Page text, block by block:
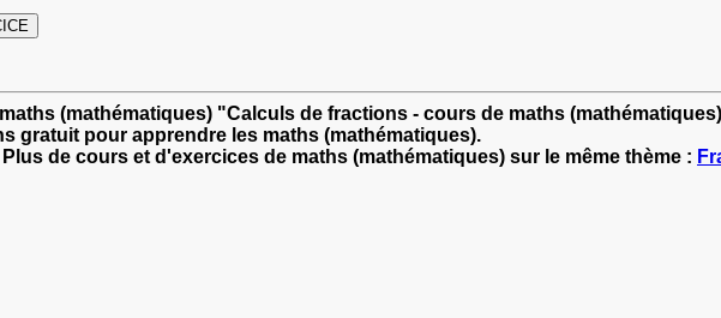
(mathématiques) "Calculs de fractions - cours de maths
gratuit pour apprendre les maths (mathématiques).
Plus de cours et d'exercices de maths (mathématiques) sur le même thème :